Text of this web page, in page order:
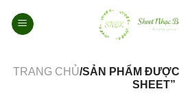
qua
TRANG CHỦ/SẢN PHẨM
SHEET”